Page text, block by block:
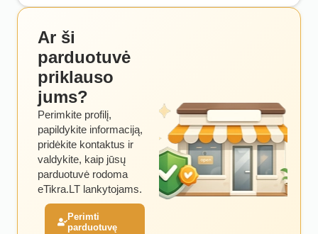
Ar ši
parduotuvė
priklauso
jums?
Perimkite profilį,
papildykite informaciją,
pridėkite kontaktus ir
valdykite, kaip jūsų
parduotuvė rodoma
eTikra.LT lankytojams.
Perimti
parduotuvę